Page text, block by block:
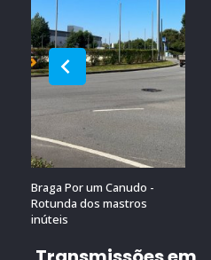
Braga Por um Canudo -
Rotunda dos mastros
inúteis